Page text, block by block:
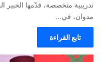
تدريبية متخصصة، قدّمها الخبير
مدوان، في…
تابع القراءة